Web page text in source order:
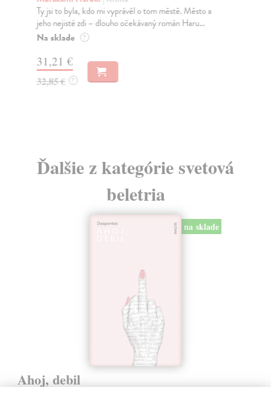
Ty jsi to byla, kdo mi vyprávěl o tom městě. Město a
jeho nejisté zdi – dlouho očekávaný román Haru...
Na sklade ?
31,21 €
32,85 € ?
Ďalšie z kategórie svetová
beletria
na sklade
Ahoj, debil